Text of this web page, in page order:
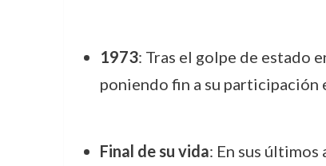
1973: Tras el golpe de estado
poniendo fin a su participación
Final de su vida: En sus